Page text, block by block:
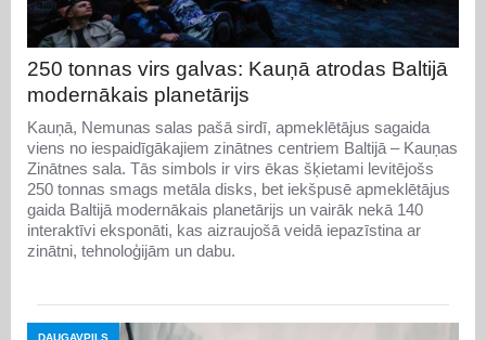
250 tonnas virs galvas: Kauņā atrodas Baltijā
modernākais planetārijs
Kauņā, Nemunas salas pašā sirdī, apmeklētājus sagaida
viens no iespaidīgākajiem zinātnes centriem Baltijā – Kauņas
Zinātnes sala. Tās simbols ir virs ēkas šķietami levitējošs
250 tonnas smags metāla disks, bet iekšpusē apmeklētājus
gaida Baltijā modernākais planetārijs un vairāk nekā 140
interaktīvi eksponāti, kas aizraujošā veidā iepazīstina ar
zinātni, tehnoloģijām un dabu.
DAUGAVPILS